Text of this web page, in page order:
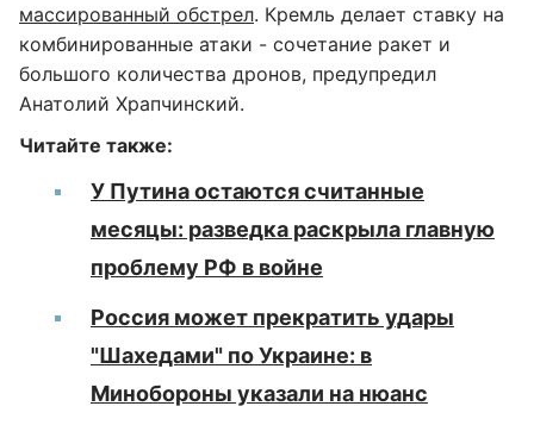
массированный обстрел. Кремль делает ставку на
комбинированные атаки - сочетание ракет и
большого количества дронов, предупредил
Анатолий Храпчинский.
Читайте также:
У Путина остаются считанные
месяцы: разведка раскрыла главную
проблему РФ в войне
Россия может прекратить удары
"Шахедами" по Украине: в
Минобороны указали на нюанс